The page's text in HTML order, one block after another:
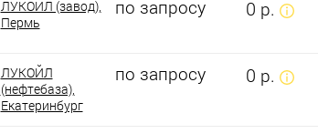
ЛУКОЙЛ (завод),
Пермь
по запросу 0 р.
ЛУКОЙЛ
(нефтебаза),
Екатеринбург
по запросу 0 р.